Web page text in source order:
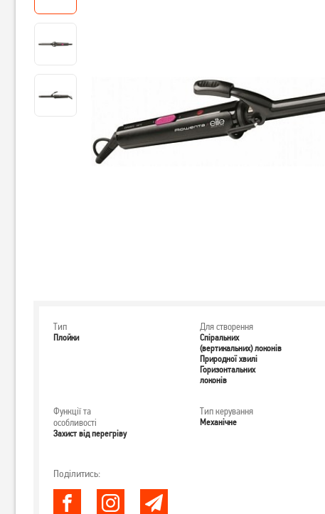
Тип
Плойки
Для створення
Спіральних
(вертикальних) локонів
Природної хвилі
Горизонтальних
локонів
Функції та
особливості
Захист від перегріву
Тип керування
Механічне
Поділитись: